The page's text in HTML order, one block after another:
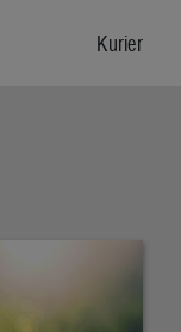
Kurier